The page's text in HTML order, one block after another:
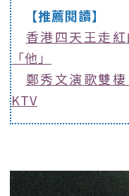
【推薦閱讀】
香港四天王走
「他」
鄭秀文演歌雙
KTV